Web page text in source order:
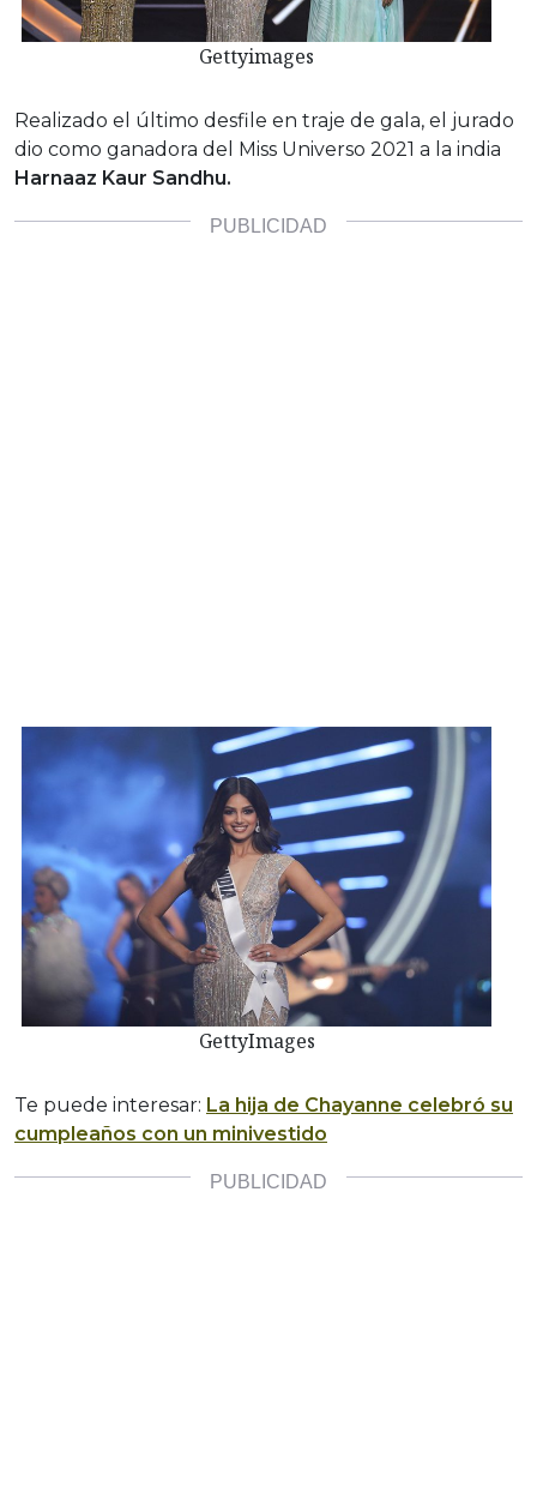
Gettyimages
Realizado el último desfile en traje de gala, el jurado
dio como ganadora del Miss Universo 2021 a la india
Harnaaz Kaur Sandhu.
GettyImages
Te puede interesar: La hija de Chayanne celebró su
cumpleaños con un minivestido